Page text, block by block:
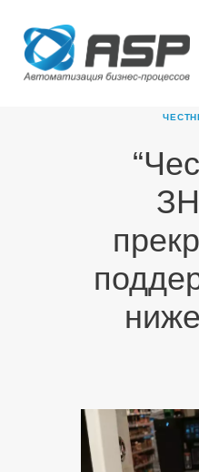
О КОМПАНИИ
НОВОСТИ
КАРЬЕРА
ПАРТНЕРЫ
КОНТАКТЫ